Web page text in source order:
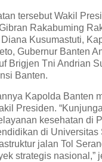
tersebut Wakil
Rakabuming
Kusumastuti,
Gubernur Banten
Brigjen Tni Andrian
Banten.
Kapolda Banten
Presiden.
kesehatan di
di Universitas
jalan Tol
strategis nasional,”